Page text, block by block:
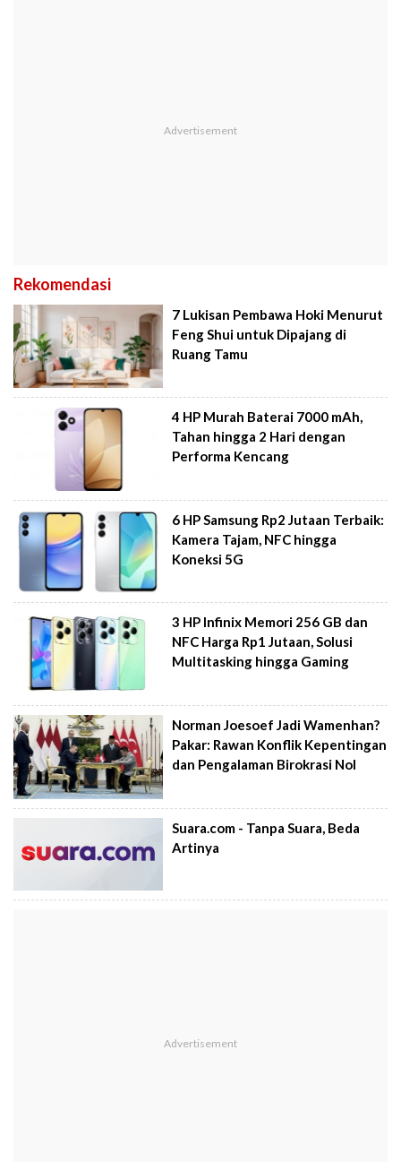
Rekomendasi
7 Lukisan Pembawa Hoki Menurut
Feng Shui untuk Dipajang di
Ruang Tamu
4 HP Murah Baterai 7000 mAh,
Tahan hingga 2 Hari dengan
Performa Kencang
6 HP Samsung Rp2 Jutaan Terbaik:
Kamera Tajam, NFC hingga
Koneksi 5G
3 HP Infinix Memori 256 GB dan
NFC Harga Rp1 Jutaan, Solusi
Multitasking hingga Gaming
Norman Joesoef Jadi Wamenhan?
Pakar: Rawan Konflik Kepentingan
dan Pengalaman Birokrasi Nol
Suara.com - Tanpa Suara, Beda
Artinya